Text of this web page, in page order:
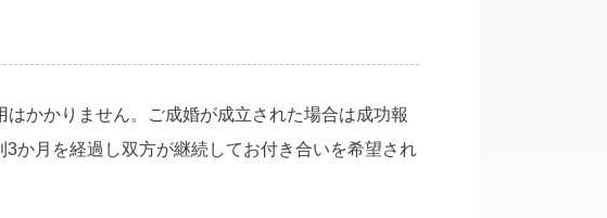
かかりません。ご成婚が成立された場合は成功報
か月を経過し双方が継続してお付き合いを希望され